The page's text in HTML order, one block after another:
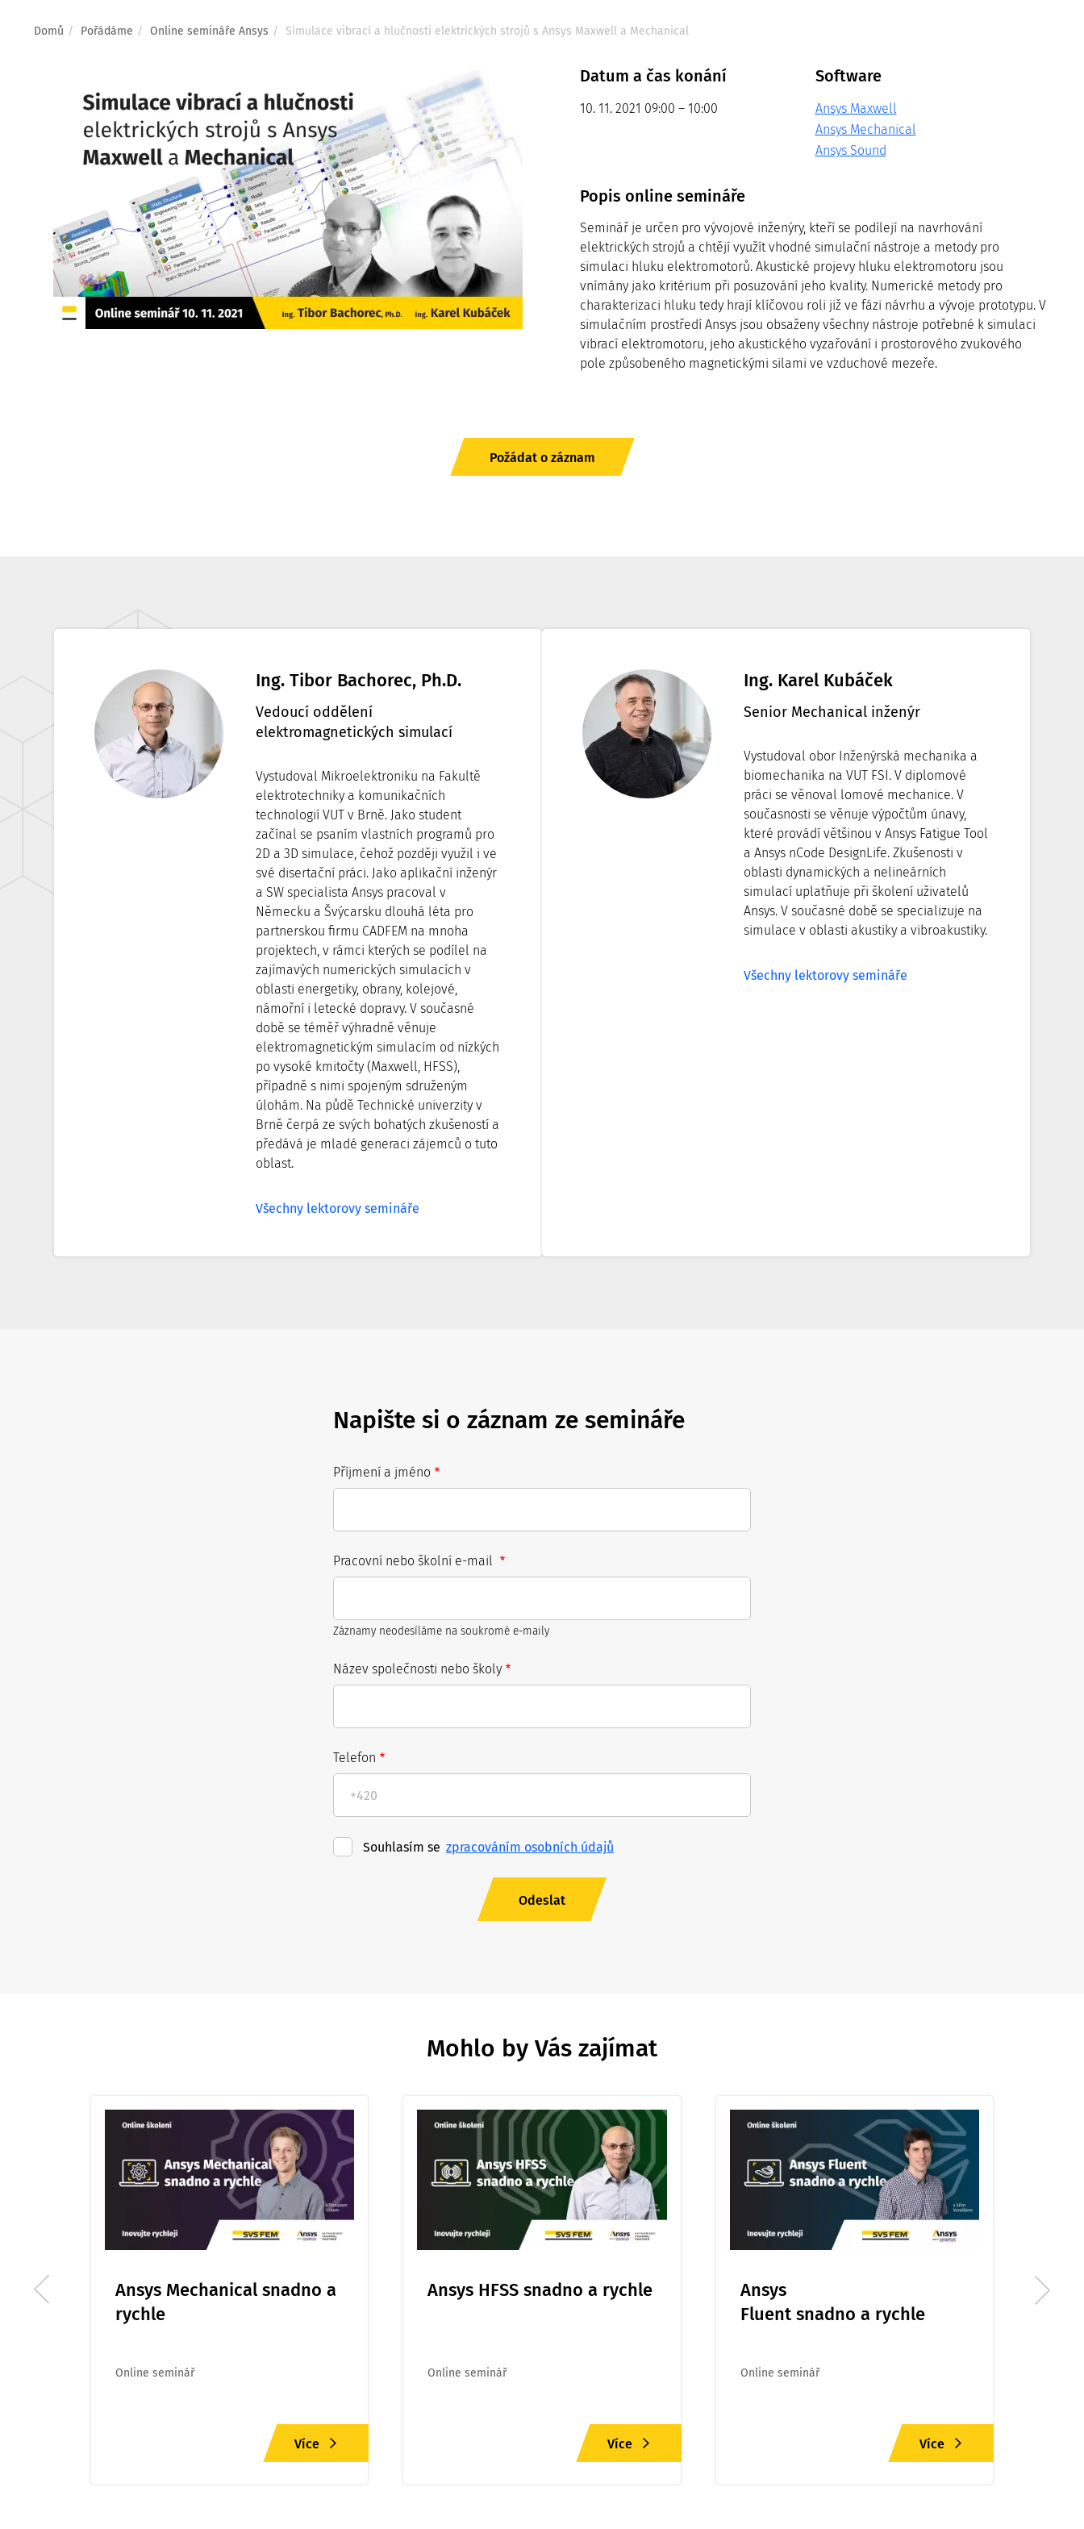
Drobečková
Domů Pořádáme Online semináře Ansys Simulace vibrací a hlučnosti elektrických strojů s Ansys Maxwell a Mechanical
Datum a čas konání
10. 11. 2021 09:00 – 10:00
Software
Ansys Maxwell
Ansys Mechanical
Ansys Sound
Popis online semináře
Seminář je určen pro vývojové inženýry, kteří se podílejí na navrhování
elektrických strojů a chtějí využít vhodné simulační nástroje a metody pro
simulaci hluku elektromotorů. Akustické projevy hluku elektromotoru jsou
vnímány jako kritérium při posuzování jeho kvality. Numerické metody pro
charakterizaci hluku tedy hrají klíčovou roli již ve fázi návrhu a vývoje prototypu. V
simulačním prostředí Ansys jsou obsaženy všechny nástroje potřebné k simulaci
vibrací elektromotoru, jeho akustického vyzařování i prostorového zvukového
pole způsobeného magnetickými silami ve vzduchové mezeře.
Požádat o záznam
Ing. Tibor Bachorec, Ph.D.
Vedoucí oddělení
elektromagnetických simulací
Vystudoval Mikroelektroniku na Fakultě
elektrotechniky a komunikačních
technologií VUT v Brně. Jako student
začínal se psaním vlastních programů pro
2D a 3D simulace, čehož později využil i ve
své disertační práci. Jako aplikační inženýr
a SW specialista Ansys pracoval v
Německu a Švýcarsku dlouhá léta pro
partnerskou firmu CADFEM na mnoha
projektech, v rámci kterých se podílel na
zajímavých numerických simulacích v
oblasti energetiky, obrany, kolejové,
námořní i letecké dopravy. V současné
době se téměř výhradně věnuje
elektromagnetickým simulacím od nízkých
po vysoké kmitočty (Maxwell, HFSS),
případně s nimi spojeným sdruženým
úlohám. Na půdě Technické univerzity v
Brně čerpá ze svých bohatých zkušeností a
předává je mladé generaci zájemců o tuto
oblast.
Všechny lektorovy semináře
Ing. Karel Kubáček
Senior Mechanical inženýr
Vystudoval obor Inženýrská mechanika a
biomechanika na VUT FSI. V diplomové
práci se věnoval lomové mechanice. V
současnosti se věnuje výpočtům únavy,
které provádí většinou v Ansys Fatigue Tool
a Ansys nCode DesignLife. Zkušenosti v
oblasti dynamických a nelineárních
simulací uplatňuje při školení uživatelů
Ansys. V současné době se specializuje na
simulace v oblasti akustiky a vibroakustiky.
Všechny lektorovy semináře
Napište si o záznam ze semináře
Příjmení a jméno
Pracovní nebo školní e-mail
Záznamy neodesíláme na soukromé e-maily
Název společnosti nebo školy
Telefon
Souhlasím se zpracováním osobních údajů
Mohlo by Vás zajímat
Ansys Mechanical snadno a
rychle
Online seminář
Více
Ansys HFSS snadno a rychle
Online seminář
Více
Ansys
Fluent snadno a rychle
Online seminář
Více